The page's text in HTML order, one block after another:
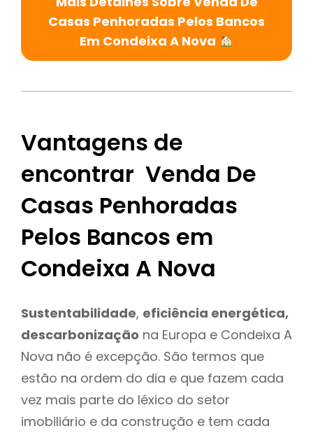
Casas Penhoradas Pelos Bancos
Em Condeixa A Nova
Vantagens de
encontrar Venda De
Casas Penhoradas
Pelos Bancos em
Condeixa A Nova
Sustentabilidade, eficiência energética,
descarbonização na Europa e Condeixa A
Nova não é excepção. São termos que
estão na ordem do dia e que fazem cada
vez mais parte do léxico do setor
imobiliário e da construção e tem cada